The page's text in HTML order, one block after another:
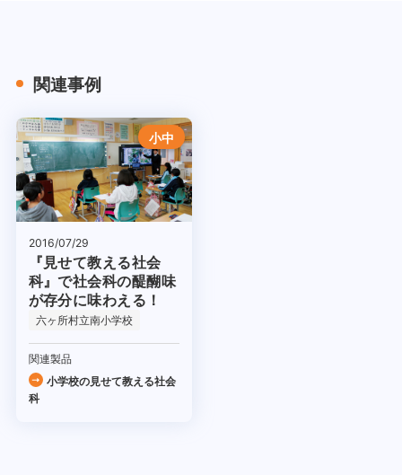
関連事例
小中
2016/07/29
『見せて教える社会
科』で社会科の醍醐味
が存分に味わえる！
六ヶ所村立南小学校
関連製品
小学校の見せて教える社会
科